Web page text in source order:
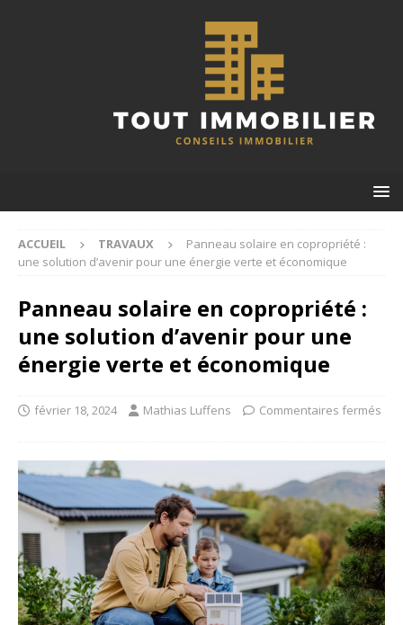
ACCUEIL TRAVAUX
Panneau solaire en copropriété :
une solution d’avenir pour une énergie verte et économique
Panneau solaire en copropriété :
une solution d’avenir pour une
énergie verte et économique
février 18, 2024 Mathias Luffens Commentaires fermés